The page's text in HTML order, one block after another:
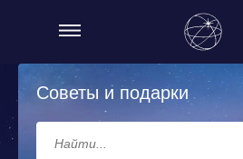
Советы и подарки